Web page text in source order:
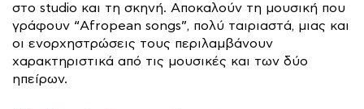
στo studio και τη σκηνή. Αποκαλούν τη μουσική που
γράφουν “Afropean songs”, πολύ ταιριαστά, μιας και
οι ενορχηστρώσεις τους περιλαμβάνουν
χαρακτηριστικά από τις μουσικές και των δύο
ηπείρων.